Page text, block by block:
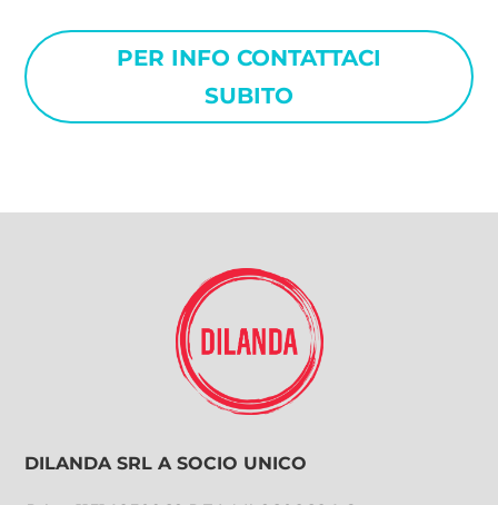
PER INFO CONTATTACI
SUBITO
DILANDA SRL A SOCIO UNICO